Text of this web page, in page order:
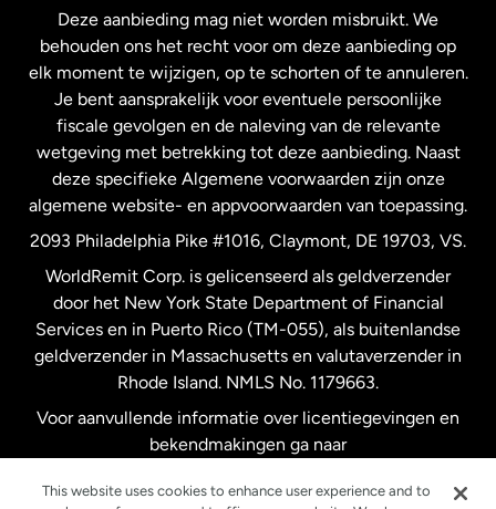
Nieuw-Zeeland
Spanje
Verenigd Koninkrijk
Verenigde Staten English
Verenigde Staten Español
Zweden
Deze aanbieding mag niet worden misbruikt. We
behouden ons het recht voor om deze aanbieding op
elk moment te wijzigen, op te schorten of te annuleren.
Je bent aansprakelijk voor eventuele persoonlijke
fiscale gevolgen en de naleving van de relevante
wetgeving met betrekking tot deze aanbieding. Naast
deze specifieke Algemene voorwaarden zijn onze
algemene website- en appvoorwaarden van toepassing.
2093 Philadelphia Pike #1016, Claymont, DE 19703, VS.
WorldRemit Corp. is gelicenseerd als geldverzender
door het New York State Department of Financial
Services en in Puerto Rico (TM-055), als buitenlandse
geldverzender in Massachusetts en valutaverzender in
Rhode Island. NMLS No. 1179663.
Voor aanvullende informatie over licentiegevingen en
bekendmakingen ga naar
This website uses cookies to enhance user experience and to